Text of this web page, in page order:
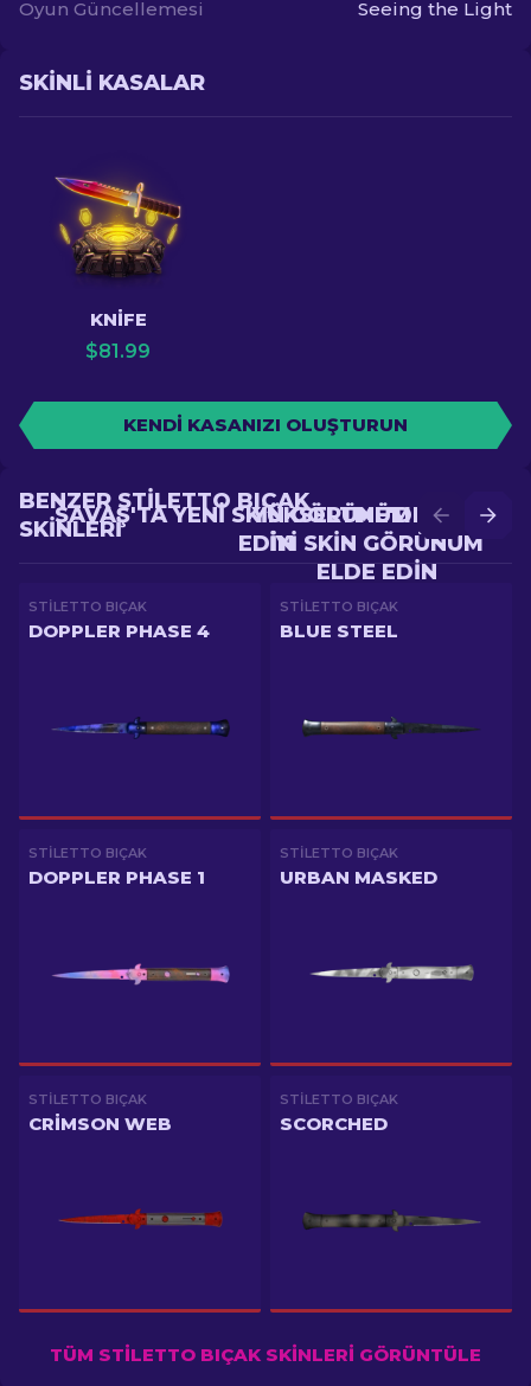
Oyun Güncellemesi Seeing the Light
SKINLI KASALAR
KNIFE
$81.99
KENDI KASANIZI OLUŞTURUN
YÜKSELTME'DE DAHA
IYI SKIN GÖRÜNÜM
ELDE EDIN
SAVAŞ'TA YENI SKIN GÖRÜNÜM ELDE
EDIN
BENZER STILETTO BIÇAK
SKINLERI
STILETTO BIÇAK
DOPPLER PHASE 4
STILETTO BIÇAK
BLUE STEEL
STILETTO BIÇAK
DOPPLER PHASE 1
STILETTO BIÇAK
URBAN MASKED
STILETTO BIÇAK
CRIMSON WEB
STILETTO BIÇAK
SCORCHED
TÜM STILETTO BIÇAK SKINLERI GÖRÜNTÜLE